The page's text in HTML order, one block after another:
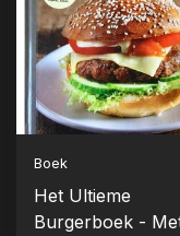
Boek
Het Ultieme
Burgerboek -